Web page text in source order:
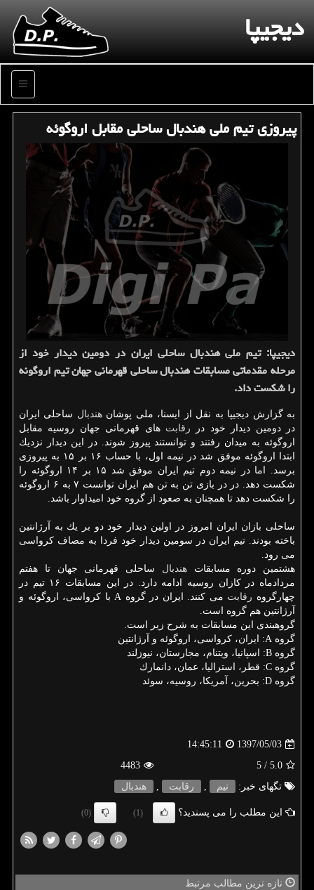
دیجیپا
منو
پیروزی تیم ملی هندبال ساحلی مقابل اروگوئه
دیجیپا: تیم ملی هندبال ساحلی ایران در دومین دیدار خود از
مرحله مقدماتی مسابقات هندبال ساحلی قهرمانی جهان تیم اروگونه
را شكست داد.
به گزارش دیجیپا به نقل از ایسنا، ملی پوشانهندبال ساحلی ایران
در دومین دیدار خود در رقابت های قهرمانی جهان روسیه مقابل
اروگوئه به میدان رفتند و توانستند پیروز شوند. در این دیدار نزدیك
ابتدا اروگوئه موفق شد در نیمه اول، با حساب ۱۶ بر ۱۵ به پیروزی
برسد. اما در نیمه دوم تیم ایران موفق شد ۱۵ بر ۱۴ اروگوئه را
شكست دهد. در در بازی تن به تن هم ایران توانست ۷ به ۶ اروگوئه
را شكست دهد تا همچنان به صعود از گروه خود امیداوار باشد.
ساحلی بازان ایران امروز در اولین دیدار خود دو بر یك به آرژانتین
باخته بودند. تیم ایران در سومین دیدار خود فردا به مصاف كرواسی
می رود.
هشتمین دوره مسابقاتهندبال ساحلی قهرمانی جهان تا هفتم
مردادماه در كازان روسیه ادامه دارد. در این مسابقات ۱۶ تیم در
چهارگروه رقابت
می كنند. ایران در گروه A با كرواسی، اروگوئه و
آرژانتین هم گروه است.
گروهبندی این مسابقات به شرح زیر است.
گروه A: ایران، كرواسی، اروگوئه و آرژانتین
گروه B: اسپانیا، ویتنام، مجارستان، نیوزلند
گروه C: قطر، استرالیا، عمان، دانمارك
گروه D: بحرین، آمریكا، روسیه، سوئد
1397/05/03
14:45:11
5.0
/ 5
4483
تگهای خبر:
تیم , رقابت , هندبال
این مطلب را می پسندید؟ (1)
(0)
تازه ترین مطالب مرتبط